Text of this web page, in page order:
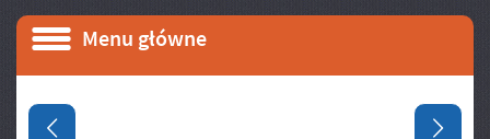
Menu główne
Menu główne
Informacje